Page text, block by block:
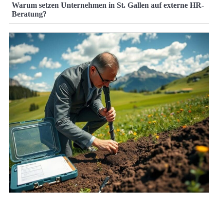
Warum setzen Unternehmen in St. Gallen auf externe HR-
Beratung?